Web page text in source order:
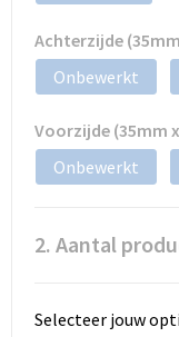
Achterzijde
Onbewerkt
Voorzijde (35mm
Onbewerkt
2. Aantal
Selecteer jouw